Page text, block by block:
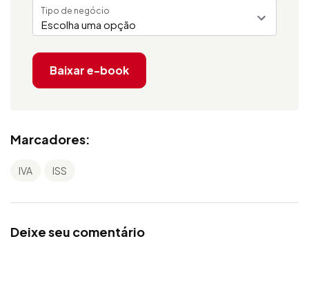
Escolha uma opção
Tipo de negócio
Baixar e-book
Marcadores:
IVA ISS
Deixe seu comentário